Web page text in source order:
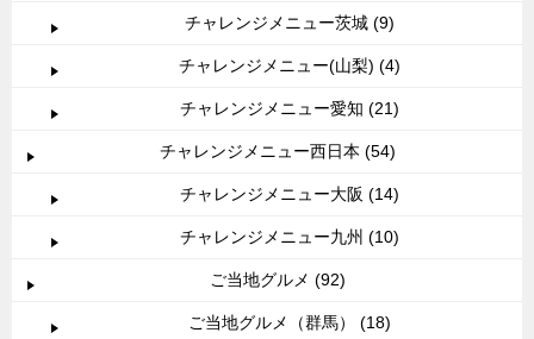
チャレンジメニュー茨城 (9)
チャレンジメニュー(山梨) (4)
チャレンジメニュー愛知 (21)
チャレンジメニュー西日本 (54)
チャレンジメニュー大阪 (14)
チャレンジメニュー九州 (10)
ご当地グルメ (92)
ご当地グルメ（群馬） (18)